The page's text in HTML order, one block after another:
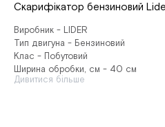
Скарифікатор бензиновий
Виробник - LIDER
Тип двигуна - Бензиновий
Клас - Побутовий
Ширина обробки, см - 40 см
Дивитися більше